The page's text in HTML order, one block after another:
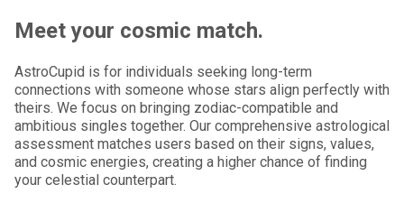
Meet your cosmic match.
AstroCupid is for individuals seeking long-term
connections with someone whose stars align perfectly with
theirs. We focus on bringing zodiac-compatible and
ambitious singles together. Our comprehensive astrological
assessment matches users based on their signs, values,
and cosmic energies, creating a higher chance of finding
your celestial counterpart.